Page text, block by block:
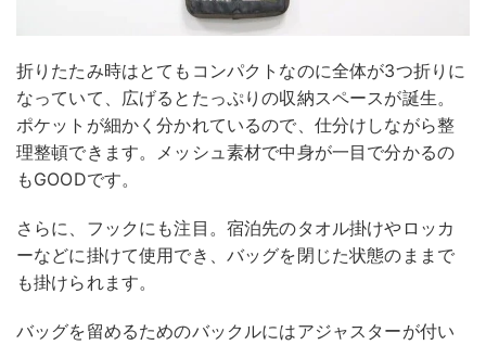
折りたたみ時はとてもコンパクトなのに全体が3つ折りに
なっていて、広げるとたっぷりの収納スペースが誕生。
ポケットが細かく分かれているので、仕分けしながら整
理整頓できます。メッシュ素材で中身が一目で分かるの
もGOODです。
さらに、フックにも注目。宿泊先のタオル掛けやロッカ
ーなどに掛けて使用でき、バッグを閉じた状態のままで
も掛けられます。
バッグを留めるためのバックルにはアジャスターが付い